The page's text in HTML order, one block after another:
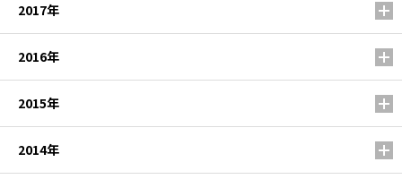
2017年
2016年
2015年
2014年